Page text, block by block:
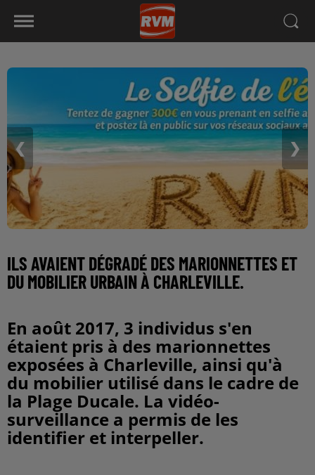
❮ ❯
ILS AVAIENT DÉGRADÉ DES MARIONNETTES ET
DU MOBILIER URBAIN À CHARLEVILLE.
En août 2017, 3 individus s'en
étaient pris à des marionnettes
exposées à Charleville, ainsi qu'à
du mobilier utilisé dans le cadre de
la Plage Ducale. La vidéo-
surveillance a permis de les
identifier et interpeller.